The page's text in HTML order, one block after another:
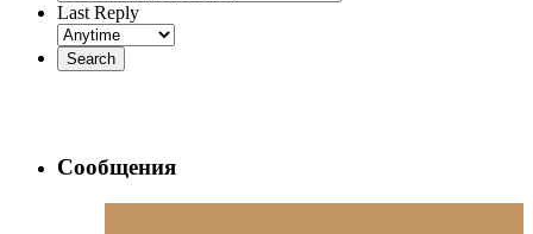
Last Reply
Search
Сообщения